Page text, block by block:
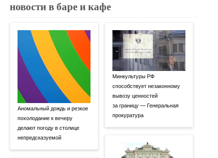
новости в баре и кафе
Аномальный дождь и резкое
похолодание к вечеру
делают погоду в столице
непредсказуемой
Минкультуры РФ
способствует незаконному
вывозу ценностей
за границу — Генеральная
прокуратура